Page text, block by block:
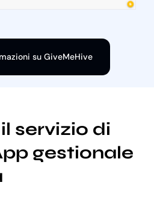
su GiveMeHive
servizio di
gestionale